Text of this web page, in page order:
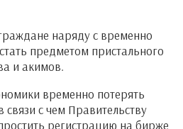
наряду с временно
предметом пристального
и акимов.
временно потерять
с чем Правительству
регистрацию на бирже